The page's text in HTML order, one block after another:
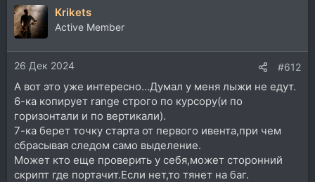
Krikets
Active Member
26 Дек 2024 #612
А вот это уже интересно...Думал у меня лыжи не едут.
6-ка копирует range строго по курсору(и по
горизонтали и по вертикали).
7-ка берет точку старта от первого ивента,при чем
сбрасывая следом само выделение.
Может кто еще проверить у себя,может сторонний
скрипт где портачит.Если нет,то тянет на баг.